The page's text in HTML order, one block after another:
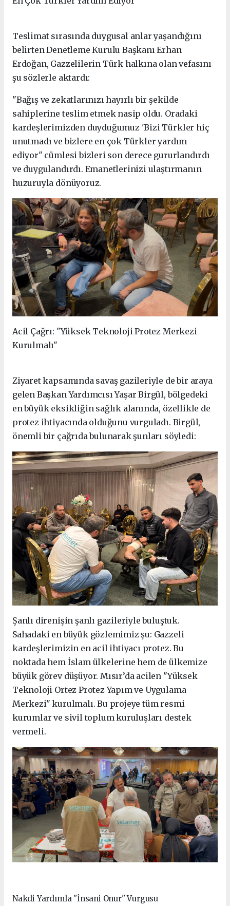
Teslimat sırasında duygusal anlar yaşandığını
belirten Denetleme Kurulu Başkanı Erhan
Erdoğan, Gazzelilerin Türk halkına olan vefasını
şu sözlerle aktardı:
"Bağış ve zekatlarınızı hayırlı bir şekilde
sahiplerine teslim etmek nasip oldu. Oradaki
kardeşlerimizden duyduğumuz 'Bizi Türkler hiç
unutmadı ve bizlere en çok Türkler yardım
ediyor" cümlesi bizleri son derece gururlandırdı
ve duygulandırdı. Emanetlerinizi ulaştırmanın
huzuruyla dönüyoruz.
Acil Çağrı: "Yüksek Teknoloji Protez Merkezi
Kurulmalı"
Ziyaret kapsamında savaş gazileriyle de bir araya
gelen Başkan Yardımcısı Yaşar Birgül, bölgedeki
en büyük eksikliğin sağlık alanında, özellikle de
protez ihtiyacında olduğunu vurguladı. Birgül,
önemli bir çağrıda bulunarak şunları söyledi:
Şanlı direnişin şanlı gazileriyle buluştuk.
Sahadaki en büyük gözlemimiz şu: Gazzeli
kardeşlerimizin en acil ihtiyacı protez. Bu
noktada hem İslam ülkelerine hem de ülkemize
büyük görev düşüyor. Mısır’da acilen "Yüksek
Teknoloji Ortez Protez Yapım ve Uygulama
Merkezi" kurulmalı. Bu projeye tüm resmi
kurumlar ve sivil toplum kuruluşları destek
vermeli.
Nakdi Yardımla "İnsani Onur" Vurgusu